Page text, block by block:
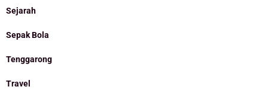
Sejarah
Sepak Bola
Tenggarong
Travel